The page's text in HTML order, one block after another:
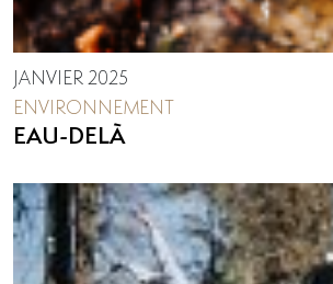
JANVIER 2025
ENVIRONNEMENT
EAU-DELÀ